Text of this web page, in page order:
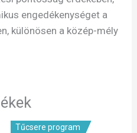
engedékenységet a
különösen a közép-mély
Tűcsere program